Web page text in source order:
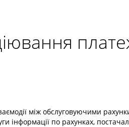
між обслуговуючими
інформації по рахунках,